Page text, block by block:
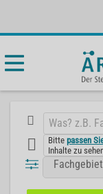
Bittepassen
Inhalte zu
Fachgebiet